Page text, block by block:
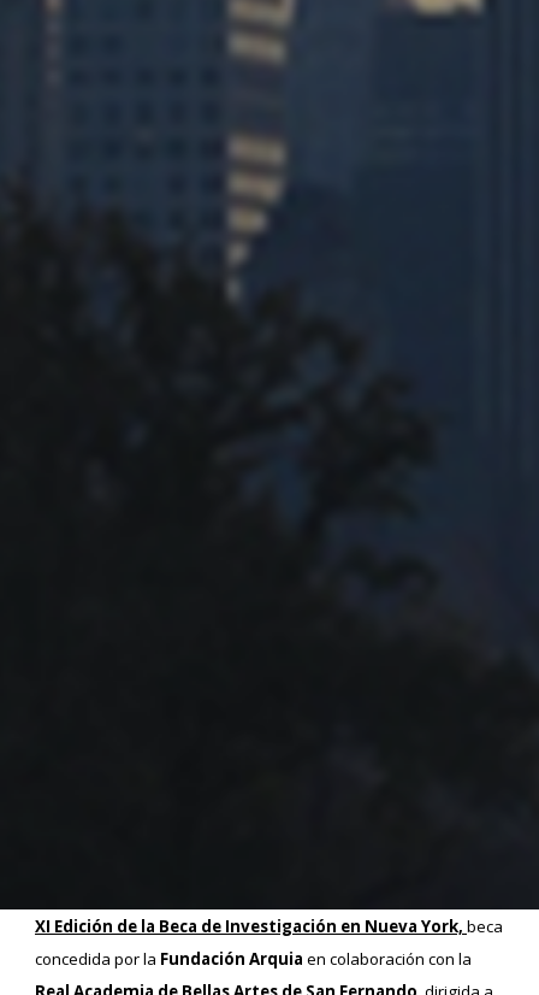
XI Edición de la Beca de Investigación en Nueva York, beca
concedida por la Fundación Arquia en colaboración con la